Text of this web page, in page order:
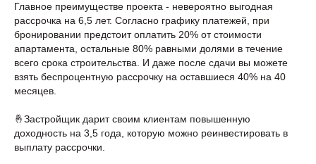
Главное преимуществе проекта - невероятно выгодная
рассрочка на 6,5 лет. Согласно графику платежей, при
бронировании предстоит оплатить 20% от стоимости
апартамента, остальные 80% равными долями в течение
всего срока строительства. И даже после сдачи вы можете
взять беспроцентную рассрочку на оставшиеся 40% на 40
месяцев.
🤞Застройщик дарит своим клиентам повышенную
доходность на 3,5 года, которую можно реинвестировать в
выплату рассрочки.